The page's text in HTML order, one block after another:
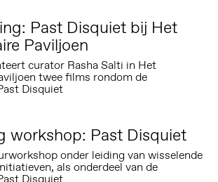
Past Disquiet bij Het
Paviljoen
curator Rasha Salti in Het
twee films rondom de
Disquiet
workshop: Past Disquiet
onder leiding van wisselende
als onderdeel van de
Disquiet